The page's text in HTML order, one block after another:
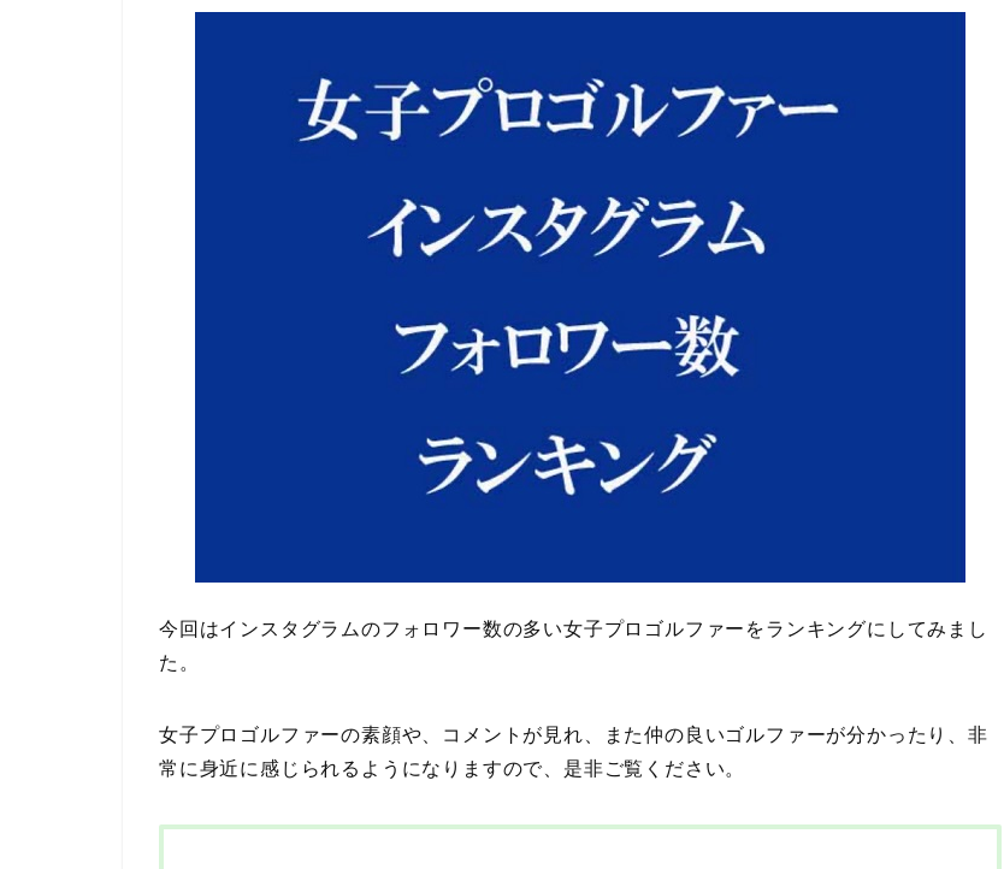
今回はインスタグラムのフォロワー数の多い女子プロゴルファーをランキングにしてみまし
た。
女子プロゴルファーの素顔や、コメントが見れ、また仲の良いゴルファーが分かったり、非
常に身近に感じられるようになりますので、是非ご覧ください。